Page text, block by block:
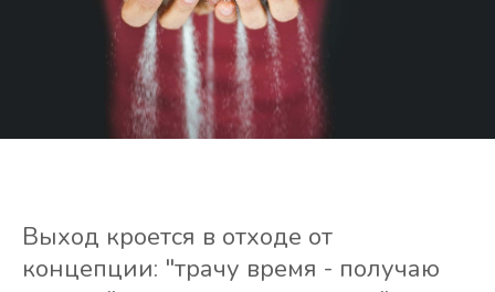
Выход кроется в отходе от
концепции: "трачу время - получаю